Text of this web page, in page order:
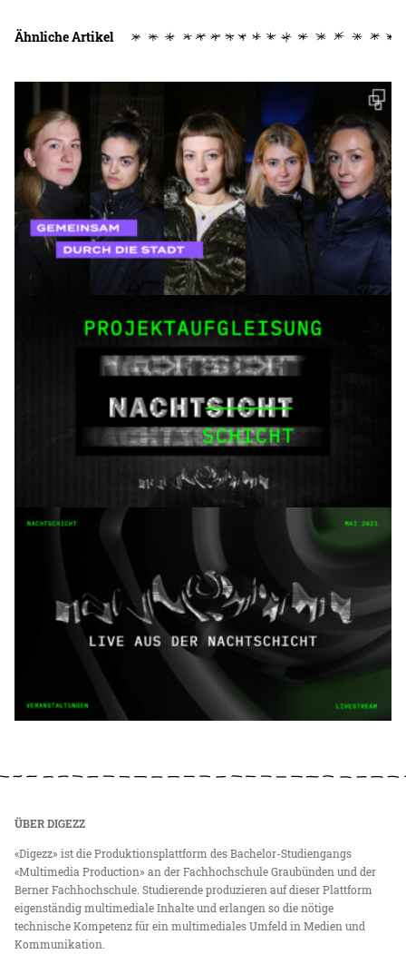
Ähnliche Artikel
ÜBER DIGEZZ
«Digezz» ist die Produktionsplattform des Bachelor-Studiengangs
«Multimedia Production» an der Fachhochschule Graubünden und der
Berner Fachhochschule. Studierende produzieren auf dieser Plattform
eigenständig multimediale Inhalte und erlangen so die nötige
technische Kompetenz für ein multimediales Umfeld in Medien und
Kommunikation.